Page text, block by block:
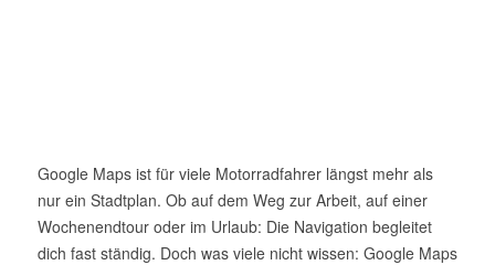
Google Maps ist für viele Motorradfahrer längst mehr als
nur ein Stadtplan. Ob auf dem Weg zur Arbeit, auf einer
Wochenendtour oder im Urlaub: Die Navigation begleitet
dich fast ständig. Doch was viele nicht wissen: Google Maps